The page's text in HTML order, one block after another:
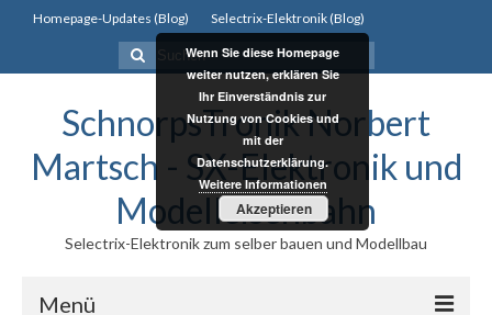
Homepage-Updates (Blog) Selectrix-Elektronik (Blog)
Suchen
nach:
SchnorpsTronik Norbert
Martsch - SX-Elektronik und
Modelleisenbahn
Selectrix-Elektronik zum selber bauen und Modellbau
Menü
Wenn Sie diese Homepage
weiter nutzen, erklären Sie
Ihr Einverständnis zur
Nutzung von Cookies und
mit der
Datenschutzerklärung.
Weitere Informationen
Akzeptieren